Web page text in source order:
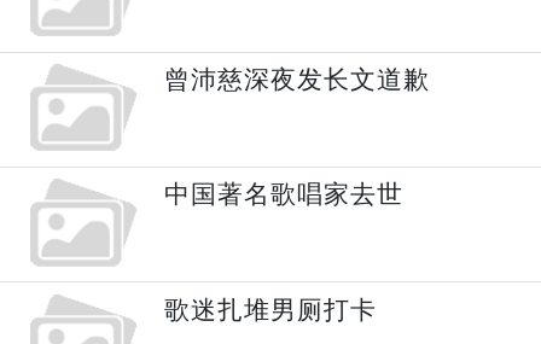
曾沛慈深夜发长文道歉
中国著名歌唱家去世
歌迷扎堆男厕打卡